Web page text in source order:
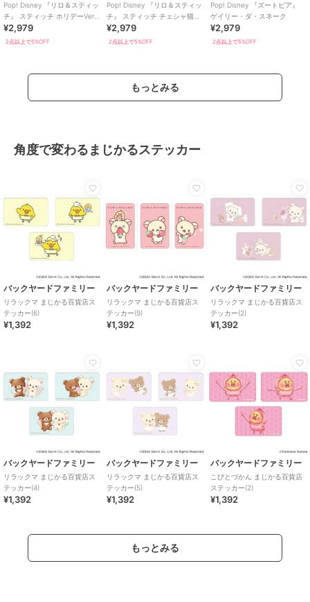
Pop! Disney 『リロ＆スティッ
チ』 スティッチ ホリデーVer.
ライト付き
¥2,979
2点以上で5%OFF
Pop! Disney 『リロ＆スティッ
チ』 スティッチ チェシャ猫コ
スチュームVer.
¥2,979
2点以上で5%OFF
Pop! Disney 『ズートピア』
ゲイリー・ダ・スネーク
¥2,979
2点以上で5%OFF
もっとみる
角度で変わるまじかるステッカー
バックヤードファミリー
リラックマ まじかる百貨店ス
テッカー(6)
¥1,392
バックヤードファミリー
リラックマ まじかる百貨店ス
テッカー(9)
¥1,392
バックヤードファミリー
リラックマ まじかる百貨店ス
テッカー(2)
¥1,392
バックヤードファミリー
リラックマ まじかる百貨店ス
テッカー(4)
¥1,392
バックヤードファミリー
リラックマ まじかる百貨店ス
テッカー(5)
¥1,392
バックヤードファミリー
こびとづかん まじかる百貨店
ステッカー(2)
¥1,392
もっとみる